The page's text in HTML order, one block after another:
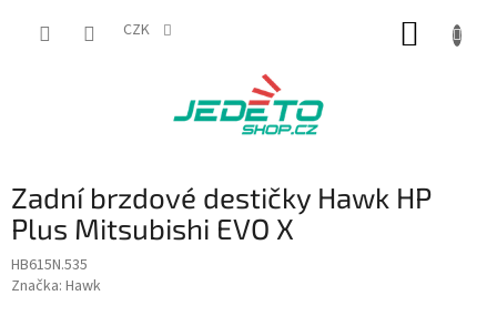
CZK
Zadní brzdové destičky Hawk HP
Plus Mitsubishi EVO X
HB615N.535
Značka: Hawk